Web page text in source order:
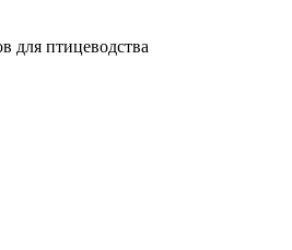
для птицеводства